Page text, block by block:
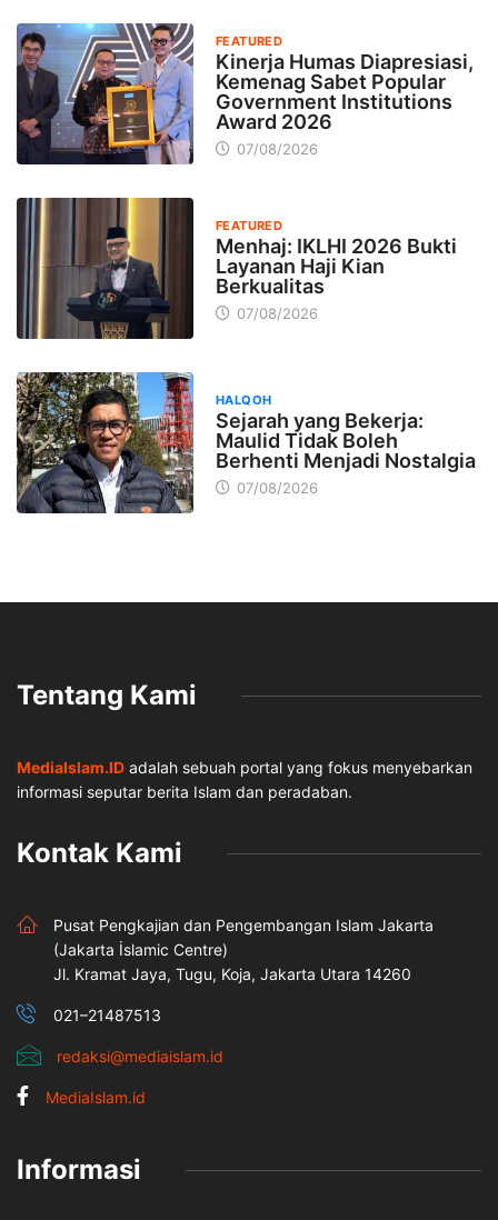
FEATURED
Kinerja Humas Diapresiasi,
Kemenag Sabet Popular
Government Institutions
Award 2026
07/08/2026
FEATURED
Menhaj: IKLHI 2026 Bukti
Layanan Haji Kian
Berkualitas
07/08/2026
HALQOH
Sejarah yang Bekerja:
Maulid Tidak Boleh
Berhenti Menjadi Nostalgia
07/08/2026
Tentang Kami
MediaIslam.ID adalah sebuah portal yang fokus menyebarkan
informasi seputar berita Islam dan peradaban.
Kontak Kami
Pusat Pengkajian dan Pengembangan Islam Jakarta
(Jakarta İslamic Centre)
Jl. Kramat Jaya, Tugu, Koja, Jakarta Utara 14260
021–21487513
redaksi@mediaislam.id
MediaIslam.id
Informasi